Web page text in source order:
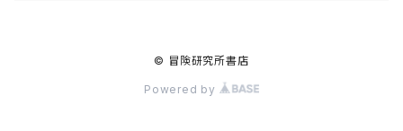
© 冒険研究所書店
Powered by